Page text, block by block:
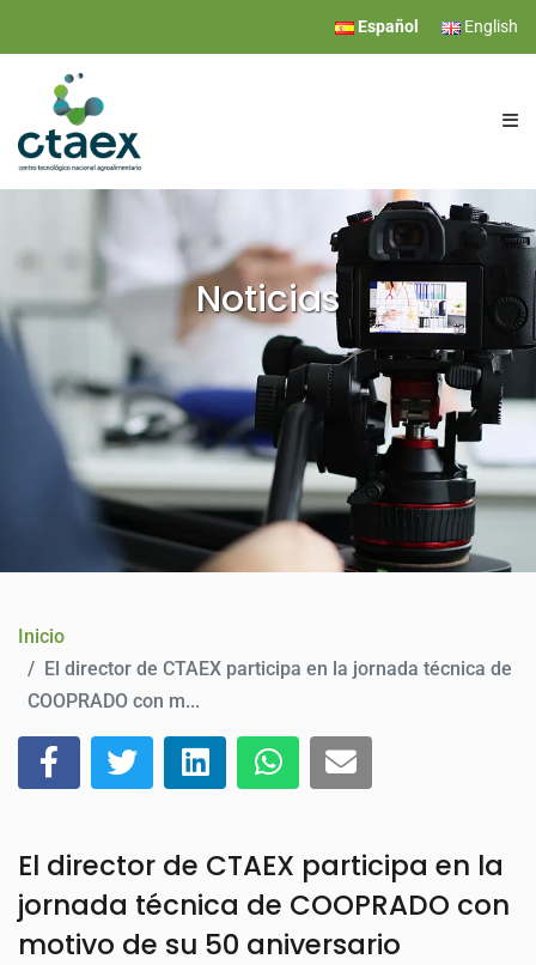
Español English
INVESTIGACIÓN
SERVICIOS
EVENTOS
COMUNICACIÓN
CONTACTO
Noticias
Inicio
El director de CTAEX participa en la jornada técnica de
COOPRADO con m...
El director de CTAEX participa en la
jornada técnica de COOPRADO con
motivo de su 50 aniversario